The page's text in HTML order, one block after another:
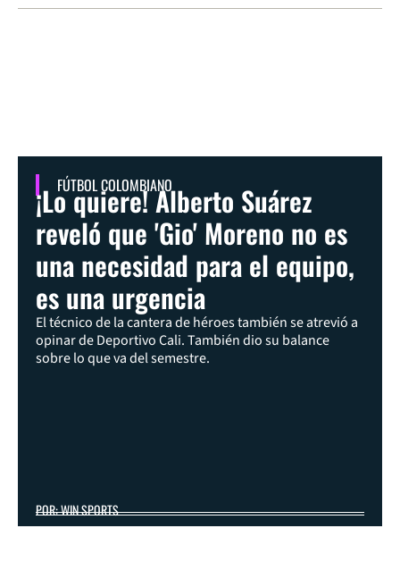
FÚTBOL COLOMBIANO
¡Lo quiere! Alberto Suárez
reveló que 'Gio' Moreno no es
una necesidad para el equipo,
es una urgencia
El técnico de la cantera de héroes también se atrevió a
opinar de Deportivo Cali. También dio su balance
sobre lo que va del semestre.
POR: WIN SPORTS